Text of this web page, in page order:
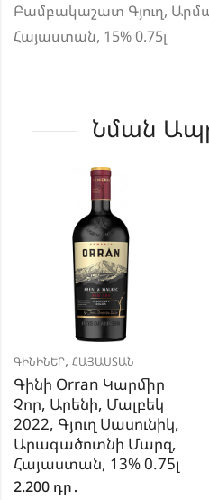
Բամբակաշատ Գյուղ,
Հայաստան, 15% 0.75լ
Նման
ԳԻՆԻՆԵՐ, ՀԱՅԱՍՏԱՆ
Գինի Orran Կարմիր
Չոր, Արենի, Մալբեկ
2022, Գյուղ Սասունիկ,
Արագածոտնի Մարզ,
Հայաստան, 13% 0.75լ
2.200 դր․